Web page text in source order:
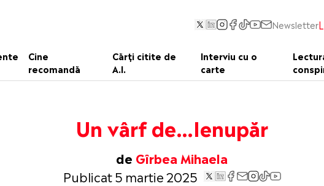
Newsletter
Cine
recomandă
Cărți citite de
A.I.
Interviu cu o
carte
Un vârf de…Ienupăr
de Gîrbea Mihaela
Publicat 5 martie 2025